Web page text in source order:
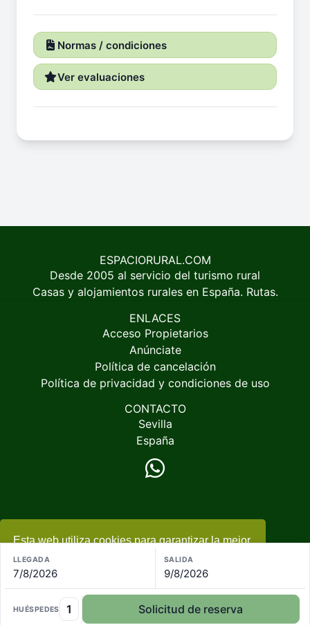
Esta web utiliza cookies para garantizar la mejor
experiencia
Acepto
LLEGADA
7/8/2026
SALIDA
9/8/2026
HUÉSPEDES 1 Solicitud de reserva
Normas / condiciones
Ver evaluaciones
ESPACIORURAL.COM
Desde 2005 al servicio del turismo rural
Casas y alojamientos rurales en España. Rutas.
ENLACES
Acceso Propietarios
Anúnciate
Política de cancelación
Política de privacidad y condiciones de uso
CONTACTO
Sevilla
España
EspacioRural.com